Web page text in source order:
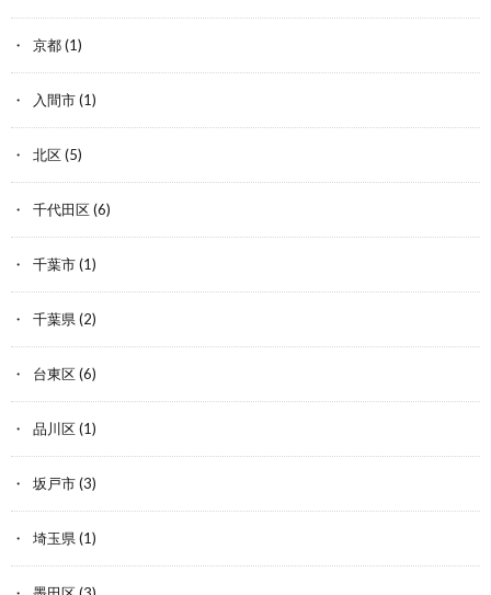
京都(1)
入間市(1)
北区(5)
千代田区(6)
千葉市(1)
千葉県(2)
台東区(6)
品川区(1)
坂戸市(3)
埼玉県(1)